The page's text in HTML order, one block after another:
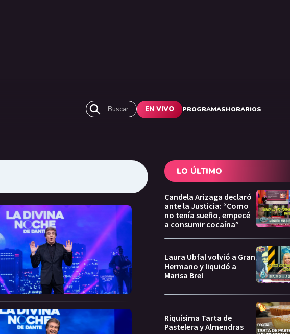
Buscar EN VIVO PROGRAMASHORARIOS
LO ÚLTIMO
Candela Arizaga declaró
ante la Justicia: “Como
no tenía sueño, empecé
a consumir cocaína”
Laura Ubfal volvió a Gran
Hermano y liquidó a
Marisa Brel
Riquísima Tarta de
Pastelera y Almendras